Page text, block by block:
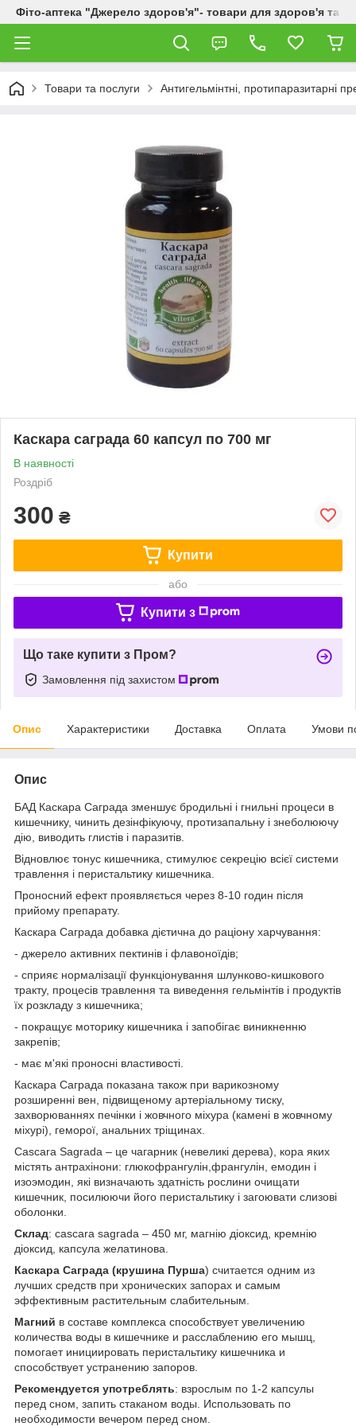
Фіто-аптека "Джерело здоров'я"- товари для здоров'я та
Товари та послуги Антигельмінтні, протипаразитарні
Каскара саграда 60 капсул по 700 мг
В наявності
Роздріб
300 ₴
Купити
або
Купити з
Що таке купити з Пром?
Замовлення під захистом
Опис Характеристики Доставка Оплата Умови
Опис
БАД Каскара Саграда зменшує бродильні і гнильні процеси в
кишечнику, чинить дезінфікуючу, протизапальну і знеболюючу
дію, виводить глистів і паразитів.
Відновлює тонус кишечника, стимулює секрецію всієї системи
травлення і перистальтику кишечника.
Проносний ефект проявляється через 8-10 годин після
прийому препарату.
Каскара Саграда добавка дієтична до раціону харчування:
- джерело активних пектинів і флавоноїдів;
- сприяє нормалізації функціонування шлунково-кишкового
тракту, процесів травлення та виведення гельмінтів і продуктів
їх розкладу з кишечника;
- покращує моторику кишечника і запобігає виникненню
закрепів;
- має м'які проносні властивості.
Каскара Саграда показана також при варикозному
розширенні вен, підвищеному артеріальному тиску,
захворюваннях печінки і жовчного міхура (камені в жовчному
міхурі), геморої, анальних тріщинах.
Cascara Sagrada – це чагарник (невеликі дерева), кора яких
містять антрахінони: глюкофрангулін,франгулін, емодин і
изоэмодин, які визначають здатність рослини очищати
кишечник, посилюючи його перистальтику і загоювати слизові
оболонки.
Склад: cascara sagrada – 450 мг, магнію діоксид, кремнію
діоксид, капсула желатинова.
Каскара Саграда (крушина Пурша) считается одним из
лучших средств при хронических запорах и самым
эффективным растительным слабительным.
Магний в составе комплекса способствует увеличению
количества воды в кишечнике и расслаблению его мышц,
помогает инициировать перистальтику кишечника и
способствует устранению запоров.
Рекомендуется употреблять: взрослым по 1-2 капсулы
перед сном, запить стаканом воды. Использовать по
необходимости вечером перед сном.